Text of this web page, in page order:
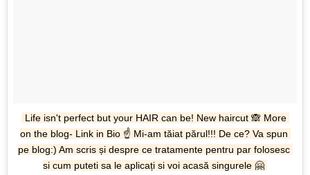
Life isn't perfect but your HAIR can be! New haircut 🙈 More
on the blog- Link in Bio ☝️ Mi-am tăiat părul!!! De ce? Va spun
pe blog:) Am scris și despre ce tratamente pentru par folosesc
si cum puteti sa le aplicați si voi acasă singurele 🤗